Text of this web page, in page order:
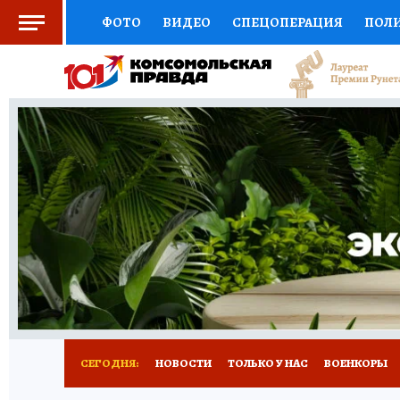
ФОТО ВИДЕО СПЕЦОПЕРАЦИЯ
СОЦПОДДЕРЖКА НАУКА СПОРТ
ВЫБОР ЭКСПЕРТОВ ДОКТОР
КНИЖНАЯ ПОЛКА ПРОГНОЗЫ НА СПОРТ
ПРЕСС-ЦЕНТР НЕДВИЖИМОСТЬ
РАДИО КП РЕКЛАМА ТЕСТЫ НОВОЕ
СЕГОДНЯ: НОВОСТИ ТОЛЬКО У НАС ВОЕНКОРЫ